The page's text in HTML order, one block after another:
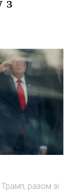
разом зі